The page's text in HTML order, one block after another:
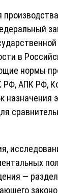
в
нормы
РФ, АПК РФ,
назначения
—